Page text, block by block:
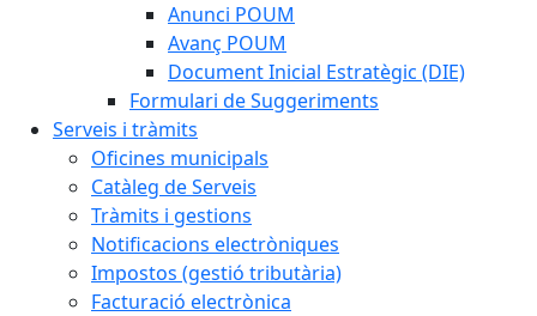
Anunci POUM
Avanç POUM
Document Inicial Estratègic (DIE)
Formulari de Suggeriments
Serveis i tràmits
Oficines municipals
Catàleg de Serveis
Tràmits i gestions
Notificacions electròniques
Impostos (gestió tributària)
Facturació electrònica